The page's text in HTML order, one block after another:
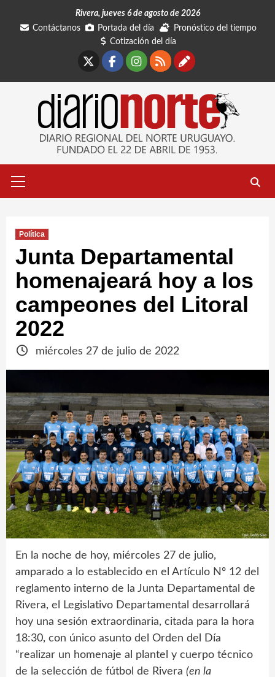
Rivera, jueves 6 de agosto de 2026
Contáctanos
Portada del día
Pronóstico del tiempo
Cotización del día
Facebook
Instagram
RSSContáctanos
primario
Política
Junta Departamental
homenajeará hoy a los
campeones del Litoral
2022
miércoles 27 de julio de 2022
En la noche de hoy, miércoles 27 de julio,
amparado a lo establecido en el Artículo Nº 12 del
reglamento interno de la Junta Departamental de
Rivera, el Legislativo Departamental desarrollará
hoy una sesión extraordinaria, citada para la hora
18:30, con único asunto del Orden del Día
“realizar un homenaje al plantel y cuerpo técnico
de la selección de fútbol de Rivera (en la